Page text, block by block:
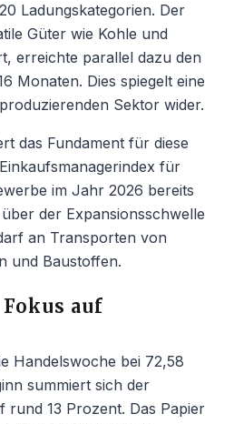
Ladungskategorien. Der
Güter wie Kohle und
erreichte parallel dazu den
Monaten. Dies spiegelt eine
Sektor wider.
das Fundament für diese
für
im Jahr 2026 bereits
der Expansionsschwelle
an Transporten von
und Baustoffen.
auf
Handelswoche bei 72,58
summiert sich der
rund 13 Prozent. Das Papier